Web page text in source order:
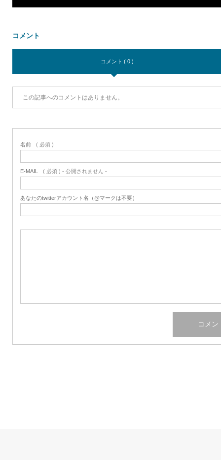
コメント
コメント ( 0 )
この記事へのコメントはありません。
名前 ( 必須 )
E-MAIL ( 必須 ) - 公開されません -
あなたのtwitterアカウント名（@マークは不要）